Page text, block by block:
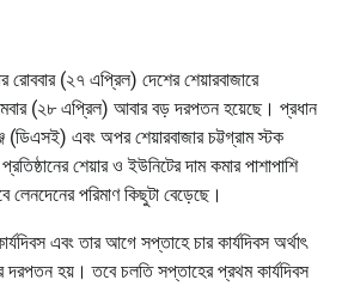
রোববার (২৭ এপ্রিল) দেশের শেয়ারবাজারে
(২৮ এপ্রিল) আবার বড় দরপতন হয়েছে। প্রধান
(ডিএসই) এবং অপর শেয়ারবাজার চট্টগ্রাম স্টক
শেয়ার ও ইউনিটের দাম কমার পাশাপাশি
পরিমাণ কিছুটা বেড়েছে।
এবং তার আগে সপ্তাহে চার কার্যদিবস অর্থাৎ
দরপতন হয়। তবে চলতি সপ্তাহের প্রথম কার্যদিবস